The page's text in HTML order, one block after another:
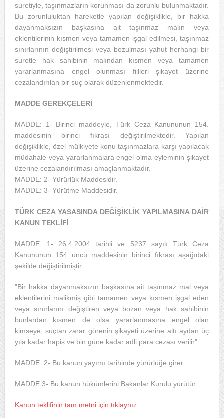
suretiyle, taşınmazların korunması da zorunlu bulunmaktadır.
Bu zorunluluktan hareketle yapılan değişiklikle, bir hakka
dayanmaksızın başkasına ait taşınmaz malın veya
eklentilerinin kısmen veya tamamen işgal edilmesi, taşınmaz
sınırlarının değiştirilmesi veya bozulması yahut herhangi bir
suretle hak sahibinin malından kısmen veya tamamen
yararlanmasına engel olunması fiilleri şikayet üzerine
cezalandırılan bir suç olarak düzenlenmektedir.
MADDE GEREKÇELERİ
MADDE: 1- Birinci maddeyle, Türk Ceza Kanununun 154.
maddesinin birinci fıkrası değiştirilmektedir. Yapılan
değişiklikle, özel mülkiyete konu taşınmazlara karşı yapılacak
müdahale veya yararlanmalara engel olma eyleminin şikayet
üzerine cezalandırılması amaçlanmaktadır.
MADDE: 2- Yürürlük Maddesidir.
MADDE: 3- Yürütme Maddesidir.
TÜRK CEZA YASASINDA DEĞİŞİKLİK YAPILMASINA DAİR
KANUN TEKLİFİ
MADDE: 1- 26.4.2004 tarihli ve 5237 sayılı Türk Ceza
Kanununun 154 üncü maddesinin birinci fıkrası aşağıdaki
şekilde değiştirilmiştir.
"Bir hakka dayanmaksızın başkasına ait taşınmaz mal veya
eklentilerini malikmiş gibi tamamen veya kısmen işgal eden
veya sınırlarını değiştiren veya bozan veya hak sahibinin
bunlardan kısmen de olsa yararlanmasına engel olan
kimseye, suçtan zarar görenin şikayeti üzerine altı aydan üç
yıla kadar hapis ve bin güne kadar adli para cezası verilir"
MADDE: 2- Bu kanun yayımı tarihinde yürürlüğe girer
MADDE:3- Bu kanun hükümlerini Bakanlar Kurulu yürütür.
Kanun teklifinin tam metni için tıklaynız.